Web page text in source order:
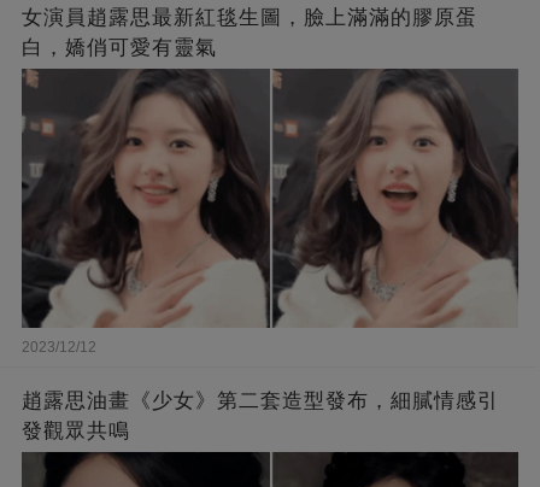
女演員趙露思最新紅毯生圖，臉上滿滿的膠原蛋
白，嬌俏可愛有靈氣
2023/12/12
趙露思油畫《少女》第二套造型發布，細膩情感引
發觀眾共鳴